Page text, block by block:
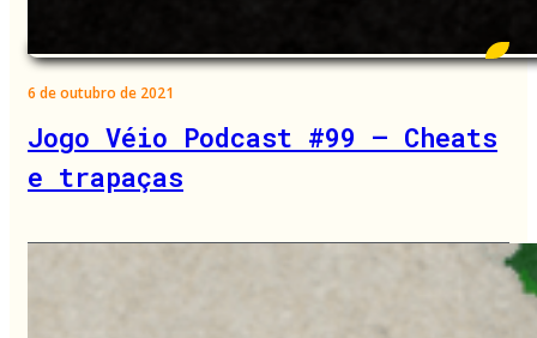
6 de outubro de 2021
Jogo Véio Podcast #99 – Cheats
e trapaças